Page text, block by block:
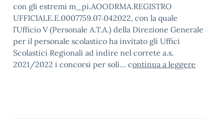
con gli estremi m_pi.AOODRMA.REGISTRO
UFFICIALE.E.0007759.07‐042022, con la quale
l’Ufficio V (Personale A.T.A.) della Direzione Generale
per il personale scolastico ha invitato gli Uffici
Scolastici Regionali ad indire nel correte a.s.
2021/2022 i concorsi per soli… continua a leggere